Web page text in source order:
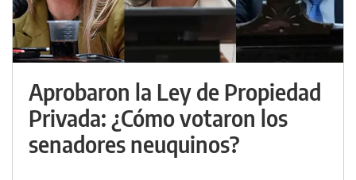
Aprobaron la Ley de Propiedad
Privada: ¿Cómo votaron los
senadores neuquinos?